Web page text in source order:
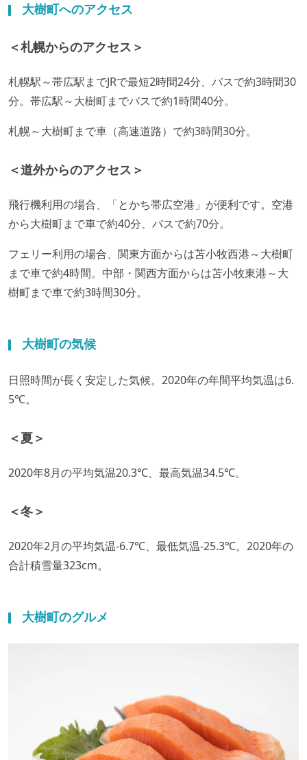
大樹町へのアクセス
＜札幌からのアクセス＞
札幌駅～帯広駅までJRで最短2時間24分、バスで約3時間30
分。帯広駅～大樹町までバスで約1時間40分。
札幌～大樹町まで車（高速道路）で約3時間30分。
＜道外からのアクセス＞
飛行機利用の場合、「とかち帯広空港」が便利です。空港
から大樹町まで車で約40分、バスで約70分。
フェリー利用の場合、関東方面からは苫小牧西港～大樹町
まで車で約4時間。中部・関西方面からは苫小牧東港～大
樹町まで車で約3時間30分。
大樹町の気候
日照時間が長く安定した気候。2020年の年間平均気温は6.
5℃。
＜夏＞
2020年8月の平均気温20.3℃、最高気温34.5℃。
＜冬＞
2020年2月の平均気温-6.7℃、最低気温-25.3℃。2020年の
合計積雪量323cm。
大樹町のグルメ